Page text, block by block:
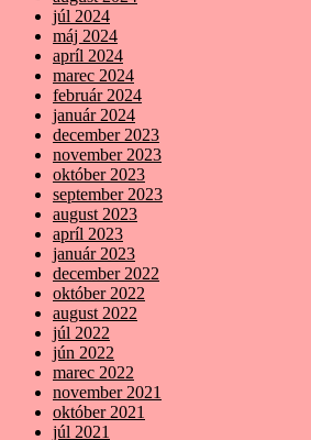
júl 2024
máj 2024
apríl 2024
marec 2024
február 2024
január 2024
december 2023
november 2023
október 2023
september 2023
august 2023
apríl 2023
január 2023
december 2022
október 2022
august 2022
júl 2022
jún 2022
marec 2022
november 2021
október 2021
júl 2021